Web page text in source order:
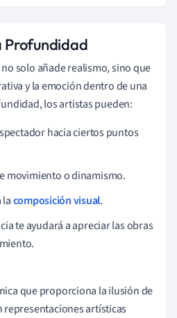
Profundidad
solo añade realismo, sino que
y la emoción dentro de una
los artistas pueden:
hacia ciertos puntos
movimiento o dinamismo.
lacomposición visual.
te ayudará a apreciar las obras
que proporciona la ilusión de
artísticas